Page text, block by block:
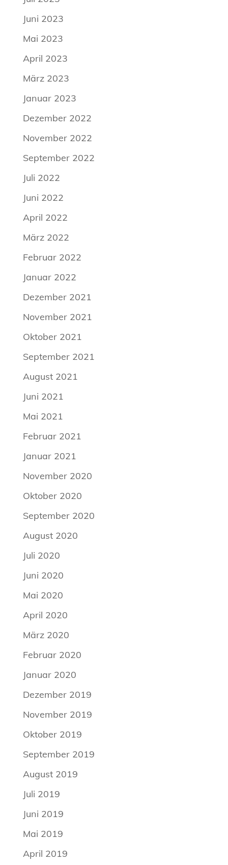
Juni 2023
Mai 2023
April 2023
März 2023
Januar 2023
Dezember 2022
November 2022
September 2022
Juli 2022
Juni 2022
April 2022
März 2022
Februar 2022
Januar 2022
Dezember 2021
November 2021
Oktober 2021
September 2021
August 2021
Juni 2021
Mai 2021
Februar 2021
Januar 2021
November 2020
Oktober 2020
September 2020
August 2020
Juli 2020
Juni 2020
Mai 2020
April 2020
März 2020
Februar 2020
Januar 2020
Dezember 2019
November 2019
Oktober 2019
September 2019
August 2019
Juli 2019
Juni 2019
Mai 2019
April 2019